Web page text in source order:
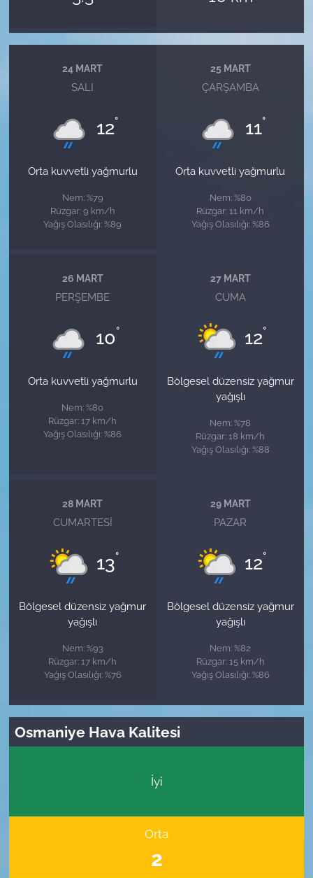
24 MART
SALI
12°
Orta kuvvetli yağmurlu
Nem: %79
Rüzgar: 9 km/h
Yağış Olasılığı: %89
25 MART
ÇARŞAMBA
11°
Orta kuvvetli yağmurlu
Nem: %80
Rüzgar: 11 km/h
Yağış Olasılığı: %86
26 MART
PERŞEMBE
10°
Orta kuvvetli yağmurlu
Nem: %80
Rüzgar: 17 km/h
Yağış Olasılığı: %86
27 MART
CUMA
12°
Bölgesel düzensiz yağmur
yağışlı
Nem: %78
Rüzgar: 18 km/h
Yağış Olasılığı: %88
28 MART
CUMARTESI
13°
Bölgesel düzensiz yağmur
yağışlı
Nem: %93
Rüzgar: 17 km/h
Yağış Olasılığı: %76
29 MART
PAZAR
12°
Bölgesel düzensiz yağmur
yağışlı
Nem: %82
Rüzgar: 15 km/h
Yağış Olasılığı: %86
Osmaniye Hava Kalitesi
İyi
Orta
2